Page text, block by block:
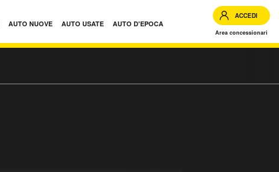
AUTO NUOVE AUTO USATE AUTO D'EPOCA
ACCEDI
Area concessionari